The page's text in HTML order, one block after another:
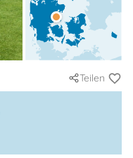
Teilen